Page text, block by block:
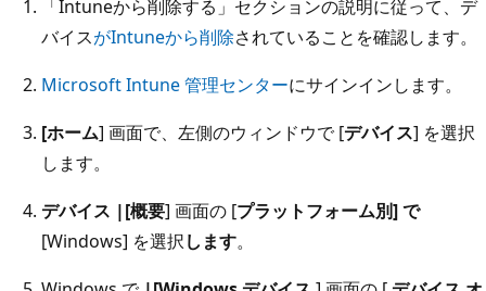
「Intuneから削除する」セクションの説明に従って、デ
バイスがIntuneから削除されていることを確認します。
Microsoft Intune 管理センターにサインインします。
[ホーム] 画面で、左側のウィンドウで [デバイス] を選択
します。
デバイス |[概要] 画面の [プラットフォーム別] で
[Windows] を選択します。